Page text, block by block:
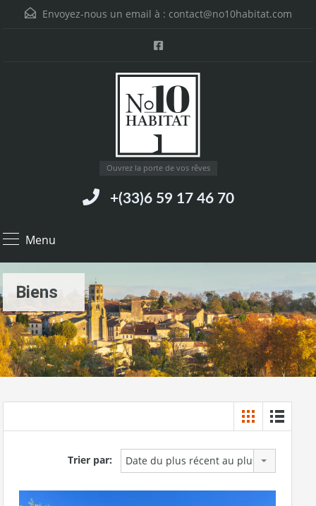
Envoyez-nous un email à : contact@no10habitat.com
Ouvrez la porte de vos rêves
+(33)6 59 17 46 70
Menu
Biens
Trier par: Date du plus récent au plus ancien